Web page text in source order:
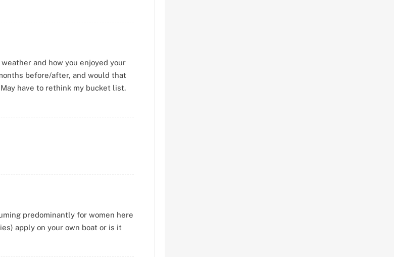
and how you enjoyed your
before/after, and would that
have to rethink my bucket list.
predominantly for women here
apply on your own boat or is it